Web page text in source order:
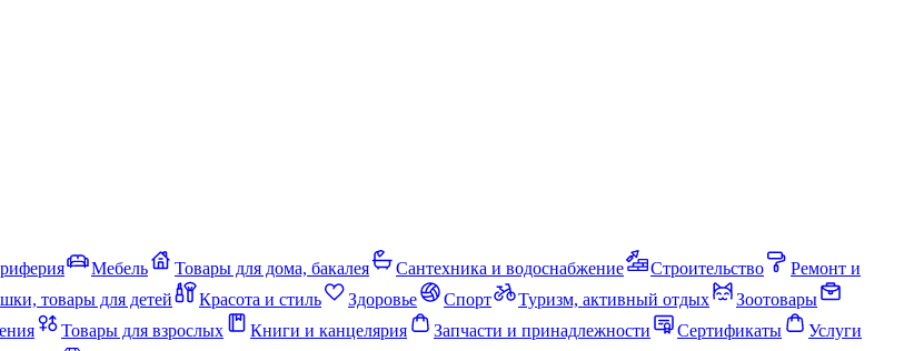
Мебель Товары для дома, бакалея Сантехника и водоснабжение Строительство
Ремонт и
товары для детей Красота и стиль Здоровье Спорт Туризм, активный отдых
Зоотовары
Товары для взрослых Книги и канцелярия Запчасти и принадлежности Сертификаты
Услуги